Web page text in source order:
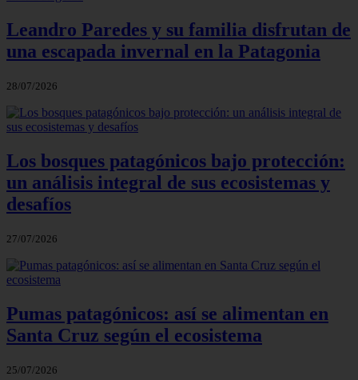
Leandro Paredes y su familia disfrutan de
una escapada invernal en la Patagonia
28/07/2026
Los bosques patagónicos bajo protección:
un análisis integral de sus ecosistemas y
desafíos
27/07/2026
Pumas patagónicos: así se alimentan en
Santa Cruz según el ecosistema
25/07/2026